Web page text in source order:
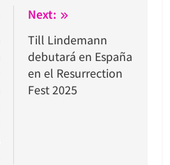
Next:
Till Lindemann
debutará en España
en el Resurrection
Fest 2025